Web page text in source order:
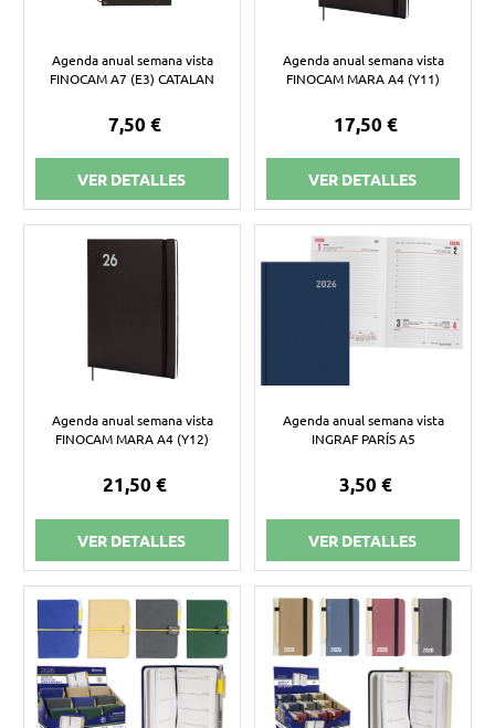
Agenda anual semana vista
FINOCAM A7 (E3) CATALAN
7,50 €
VER DETALLES
Agenda anual semana vista
FINOCAM MARA A4 (Y11)
17,50 €
VER DETALLES
Agenda anual semana vista
FINOCAM MARA A4 (Y12)
21,50 €
VER DETALLES
Agenda anual semana vista
INGRAF PARÍS A5
3,50 €
VER DETALLES